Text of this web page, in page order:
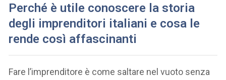
Perché è utile conoscere la storia
degli imprenditori italiani e cosa le
rende così affascinanti
Fare l’imprenditore è come saltare nel vuoto senza